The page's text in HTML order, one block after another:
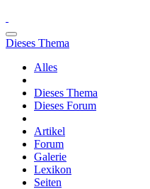
Dieses Thema
Alles
Dieses Thema
Dieses Forum
Artikel
Forum
Galerie
Lexikon
Seiten